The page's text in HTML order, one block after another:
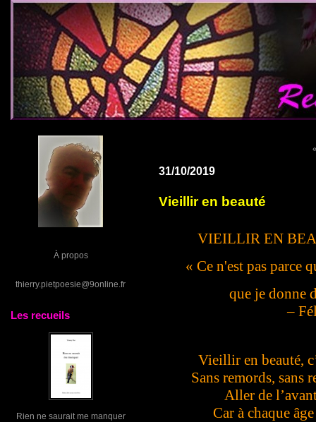
À propos
thierry.pietpoesie@9online.fr
Les recueils
Rien ne saurait me manquer
31/10/2019
Vieillir en beauté
VIEILLIR EN
« Ce n'est pas parce
que je donne
–
Vieillir en beauté,
Sans remords, sans
Aller de
Car à chaque